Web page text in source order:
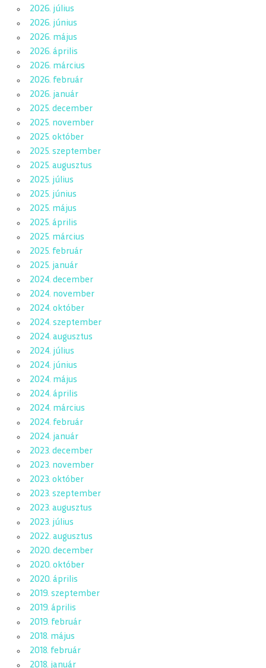
2026. július
2026. június
2026. május
2026. április
2026. március
2026. február
2026. január
2025. december
2025. november
2025. október
2025. szeptember
2025. augusztus
2025. július
2025. június
2025. május
2025. április
2025. március
2025. február
2025. január
2024. december
2024. november
2024. október
2024. szeptember
2024. augusztus
2024. július
2024. június
2024. május
2024. április
2024. március
2024. február
2024. január
2023. december
2023. november
2023. október
2023. szeptember
2023. augusztus
2023. július
2022. augusztus
2020. december
2020. október
2020. április
2019. szeptember
2019. április
2019. február
2018. május
2018. február
2018. január